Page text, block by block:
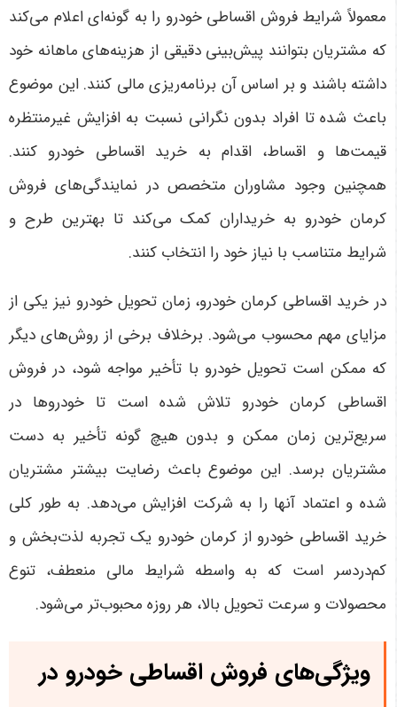
معمولاً شرایط فروش اقساطی خودرو را به گونه‌ای اعلام می‌کند
که مشتریان بتوانند پیش‌بینی دقیقی از هزینه‌های ماهانه خود
داشته باشند و بر اساس آن برنامه‌ریزی مالی کنند. این موضوع
باعث شده تا افراد بدون نگرانی نسبت به افزایش غیرمنتظره
قیمت‌ها و اقساط، اقدام به خرید اقساطی خودرو کنند.
همچنین وجود مشاوران متخصص در نمایندگی‌های فروش
کرمان خودرو به خریداران کمک می‌کند تا بهترین طرح و
شرایط متناسب با نیاز خود را انتخاب کنند.
در خرید اقساطی کرمان خودرو، زمان تحویل خودرو نیز یکی از
مزایای مهم محسوب می‌شود. برخلاف برخی از روش‌های دیگر
که ممکن است تحویل خودرو با تأخیر مواجه شود، در فروش
اقساطی کرمان خودرو تلاش شده است تا خودروها در
سریع‌ترین زمان ممکن و بدون هیچ گونه تأخیر به دست
مشتریان برسد. این موضوع باعث رضایت بیشتر مشتریان
شده و اعتماد آنها را به شرکت افزایش می‌دهد. به طور کلی
خرید اقساطی خودرو از کرمان خودرو یک تجربه لذت‌بخش و
کم‌دردسر است که به واسطه شرایط مالی منعطف، تنوع
محصولات و سرعت تحویل بالا، هر روزه محبوب‌تر می‌شود.
ویژگی‌های فروش اقساطی خودرو در